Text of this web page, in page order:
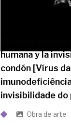
humana y la
condón [Vírus da
invisibilidade
Obra de arte